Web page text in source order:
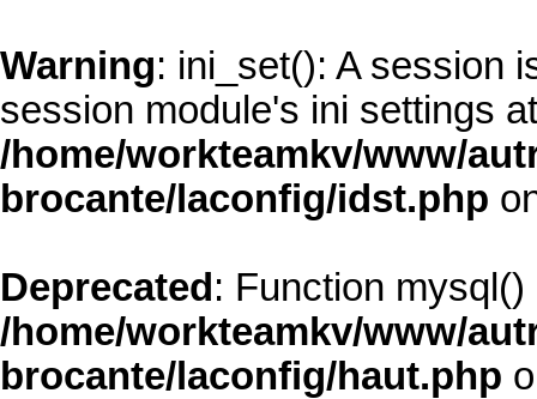
Warning: ini_set(): A session
session module's ini settings
/home/workteamkv/www/
brocante/laconfig/idst.php
Deprecated : Function
/home/workteamkv/www/
brocante/laconfig/haut.php